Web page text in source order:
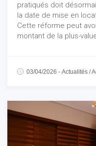
pratiqués doit
la date de mise en
Cette réforme peut
montant de la plus-
03/04/2026 - Actualités /